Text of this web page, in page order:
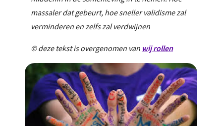
massaler dat gebeurt, hoe sneller validisme zal
verminderen en zelfs zal verdwijnen
© deze tekst is overgenomen van wij rollen